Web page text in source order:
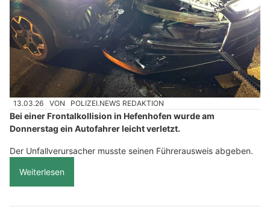
13.03.26 VON POLIZEI.NEWS REDAKTION
Bei einer Frontalkollision in Hefenhofen wurde am
Donnerstag ein Autofahrer leicht verletzt.
Der Unfallverursacher musste seinen Führerausweis abgeben.
Weiterlesen